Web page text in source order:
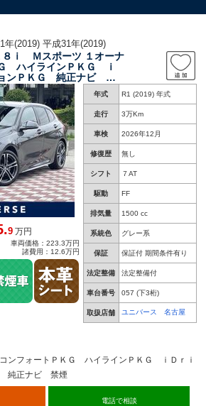
年(2019) 平成31年(2019)
８ｉ Ｍスポーツ １オーナ
ハイラインＰＫＧ ｉ
ンＰＫＧ 純正ナビ バ
ＬＥＤヘッドランプ
ｙ Ｂｌｕｅｔｏｏｔｈ
年式 R1 (2019) 年式
走行 3万Km
車検 2026年12月
修復歴 無し
シフト ７AT
駆動 FF
排気量 1500 cc
系統色 グレー系
保証 保証付 期間条件有り
法定整備 法定整備付
車台番号 057 (下3桁)
取扱店舗 ユニバース 名古屋
9 万円
車両価格：223.3万円
諸費用：12.6万円
ンフォートＰＫＧ ハイラインＰＫＧ ｉＤｒｉ
純正ナビ 禁煙
電話で相談